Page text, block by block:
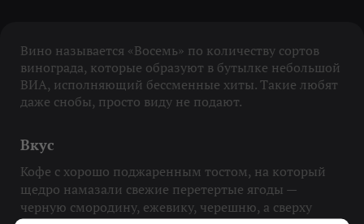
Вино называется «Восемь» по количеству сортов
винограда, которые образуют в бутылке небольшой
ВИА, исполняющий бессменные хиты. Такие любят
даже снобы, просто виду не подают.
Вкус
Кофе с хорошо поджаренным тостом, на который
щедро намазали свежие перетертые ягоды —
черную смородину, ежевику, черешню, а сверху